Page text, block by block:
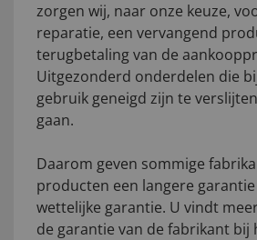
zorgen wij, naar onze keuze,
reparatie, een vervangend
terugbetaling van de
Uitgezonderd onderdelen die
gebruik geneigd zijn te
gaan.
Daarom geven sommige
producten een langere
wettelijke garantie. U vindt
de garantie van de fabrikant bij